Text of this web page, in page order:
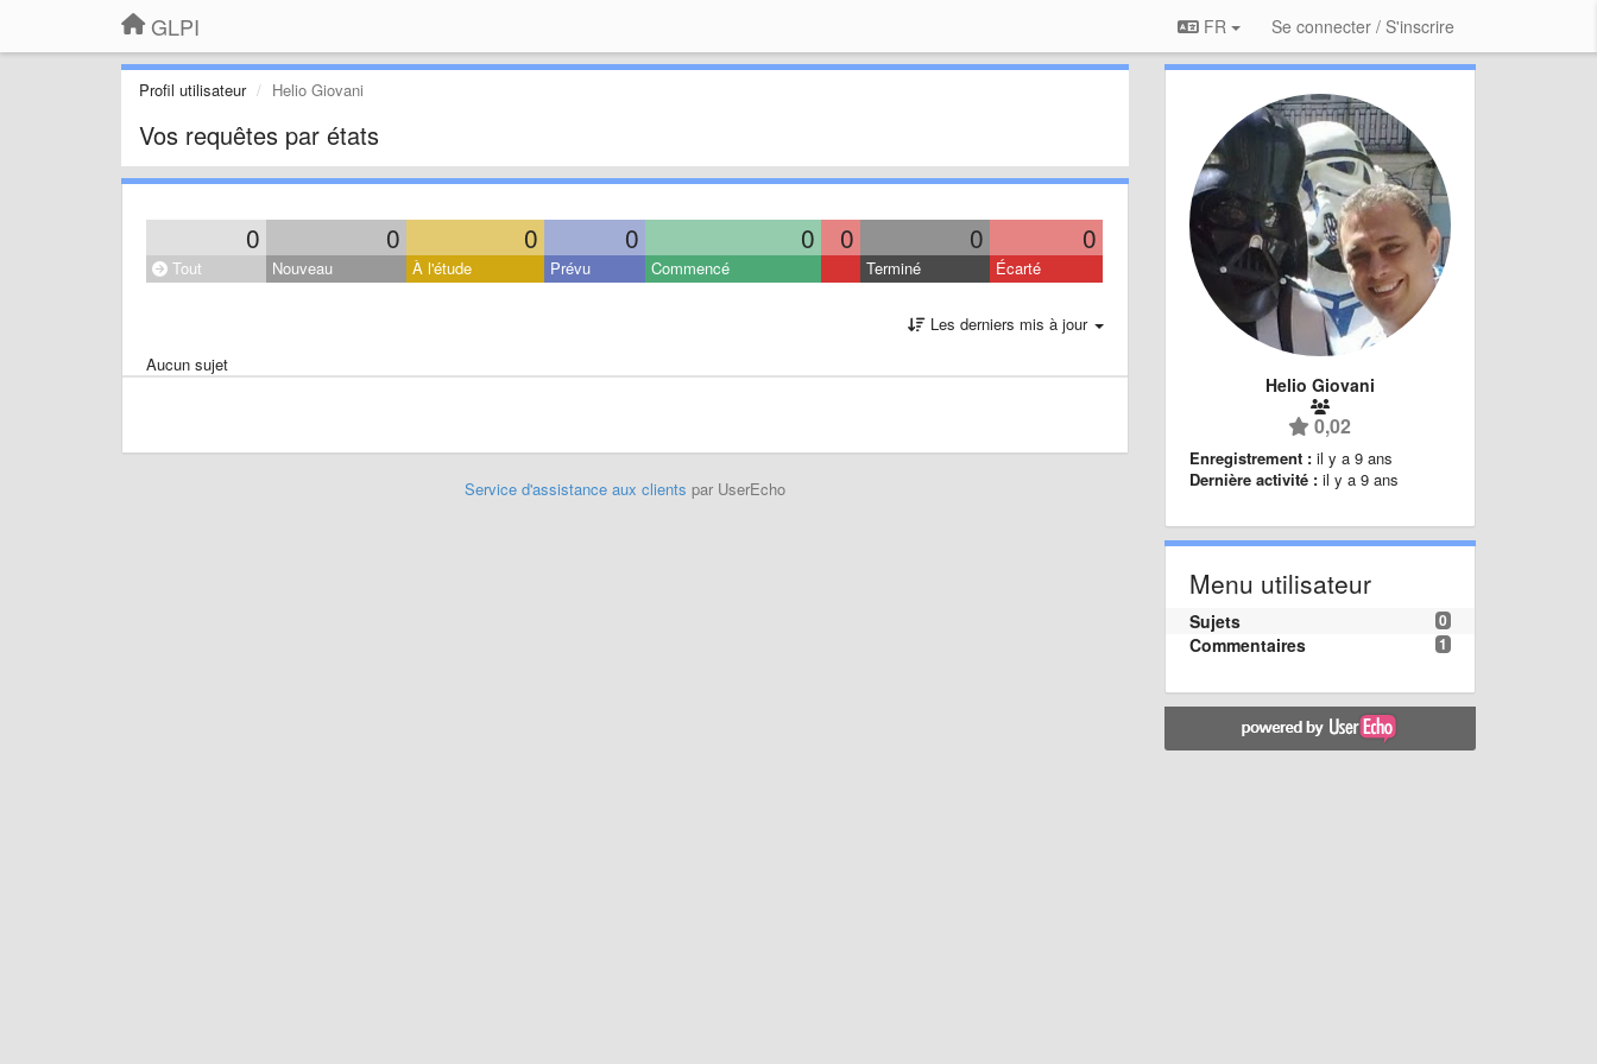
GLPI FR Se connecter / S'inscrire
Profil utilisateur Helio Giovani
Vos requêtes par états
0 0 0 0 0 0 0 0
Tout Nouveau À l'étude Prévu Commencé Terminé Écarté
Les derniers mis à jour
Aucun sujet
Service d'assistance aux clients par UserEcho
Helio Giovani
0,02
Enregistrement : il y a 9 ans
Dernière activité : il y a 9 ans
Menu utilisateur
0
Sujets
1
Commentaires